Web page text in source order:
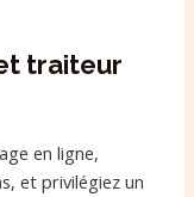
traiteur
en ligne,
et privilégiez un